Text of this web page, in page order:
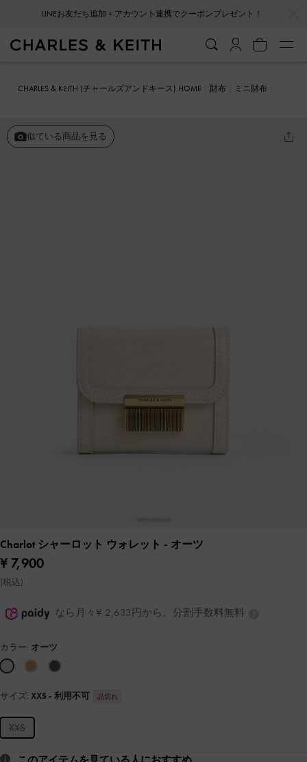
LINEお友だち追加＋アカウント連携でクーポンプレゼント！
CHARLES & KEITH (チャールズアンドキース) HOME 財布
ミニ財布
似ている商品を見る
Charlot シャーロット ウォレット - オーツ
¥ 7,900
(税込)
なら月々¥ 2,633円から。分割手数料無料
カラー: オーツ
サイズ: XXS - 利用不可 品切れ
XXS